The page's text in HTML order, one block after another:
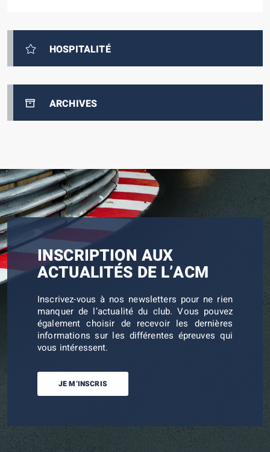
HOSPITALITÉ
ARCHIVES
INSCRIPTION AUX
ACTUALITÉS DE L’ACM
Inscrivez-vous à nos newsletters pour ne rien
manquer de l’actualité du club. Vous pouvez
également choisir de recevoir les dernières
informations sur les différentes épreuves qui
vous intéressent.
JE M’INSCRIS